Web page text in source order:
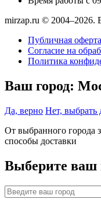
mirzap.ru © 2004–2026.
Публичная оферта
Согласие на
Политика
Ваш город:
Да, верно Нет, выбрать
От выбранного города
способы доставки
Выберите ваш